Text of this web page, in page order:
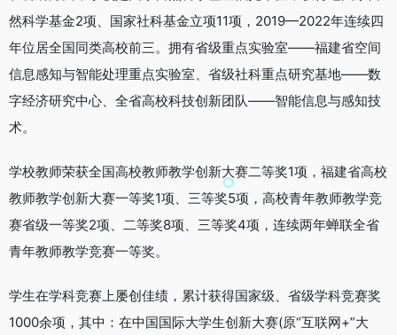
然科学基金2项、国家社科基金立项11项，2019—2022年连续四
年位居全国同类高校前三。拥有省级重点实验室——福建省空间
信息感知与智能处理重点实验室、省级社科重点研究基地——数
字经济研究中心、全省高校科技创新团队——智能信息与感知技
术。
学校教师荣获全国高校教师教学创新大赛二等奖1项，福建省高校
教师教学创新大赛一等奖1项、三等奖5项，高校青年教师教学竞
赛省级一等奖2项、二等奖8项、三等奖4项，连续两年蝉联全省
青年教师教学竞赛一等奖。
学生在学科竞赛上屡创佳绩，累计获得国家级、省级学科竞赛奖
1000余项，其中：在中国国际大学生创新大赛(原“互联网+”大